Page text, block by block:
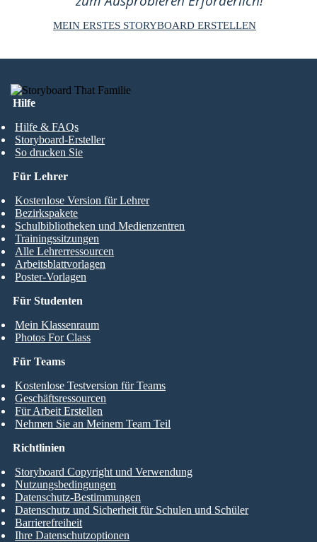
MEIN ERSTES STORYBOARD ERSTELLEN
Hilfe
Hilfe & FAQs
Storyboard-Ersteller
So drucken Sie
Für Studenten
Mein Klassenraum
Photos For Class
Für Lehrer
Kostenlose Version für Lehrer
Bezirkspakete
Schulbibliotheken und Medienzentren
Trainingssitzungen
Alle Lehrerressourcen
Arbeitsblattvorlagen
Poster-Vorlagen
Für Teams
Kostenlose Testversion für Teams
Geschäftsressourcen
Für Arbeit Erstellen
Nehmen Sie an Meinem Team Teil
Richtlinien
Storyboard Copyright und Verwendung
Nutzungsbedingungen
Datenschutz-Bestimmungen
Datenschutz und Sicherheit für Schulen und Schüler
Barrierefreiheit
Ihre Datenschutzoptionen